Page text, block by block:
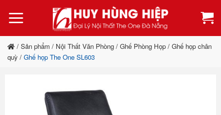
qua
dung
/ Sản phẩm / Nội Thất Văn Phòng / Ghế Phòng Họp / Ghế họp chân
quỳ / Ghế họp The One SL603